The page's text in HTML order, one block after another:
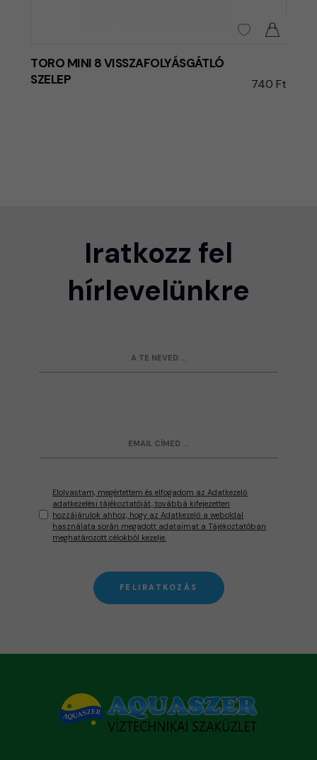
TORO MINI 8 VISSZAFOLYÁSGÁTLÓ
SZELEP
740 Ft
Iratkozz fel
hírlevelünkre
Elolvastam, megértettem és elfogadom az Adatkezelő
adatkezelési tájékoztatóját, továbbá kifejezetten
hozzájárulok ahhoz, hogy az Adatkezelő a weboldal
használata során megadott adataimat a Tájékoztatóban
meghatározott célokból kezelje.
FELIRATKOZÁS